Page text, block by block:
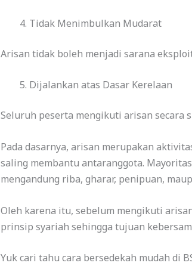
Tidak Menimbulkan Mudarat
Arisan tidak boleh menjadi sarana
Dijalankan atas Dasar Kerelaan
Seluruh peserta mengikuti arisan secara
Pada dasarnya, arisan merupakan
saling membantu antaranggota.
mengandung riba, gharar, penipuan,
Oleh karena itu, sebelum mengikuti
prinsip syariah sehingga tujuan
Yuk cari tahu cara bersedekah mudah di